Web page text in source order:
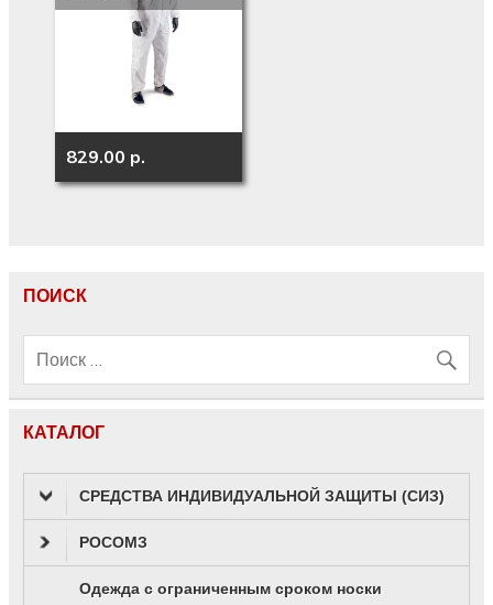
829.00 p.
ПОИСК
КАТАЛОГ
СРЕДСТВА ИНДИВИДУАЛЬНОЙ ЗАЩИТЫ (СИЗ)
РОСОМЗ
Одежда с ограниченным сроком носки